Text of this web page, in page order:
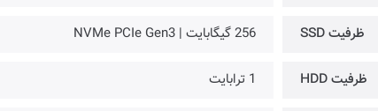
ظرفیت SSD 256 گیگابایت | NVMe PCIe Gen3
ظرفیت HDD 1 ترابایت